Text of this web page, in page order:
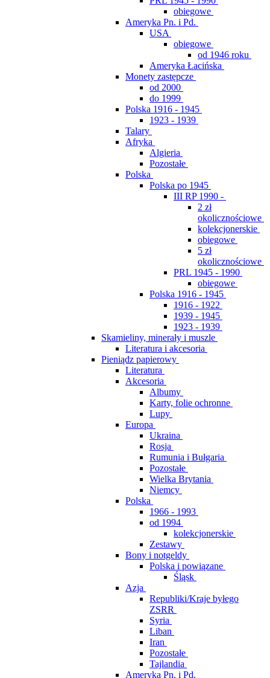
obiegowe
Ameryka Pn. i Pd.
USA
obiegowe
od 1946 roku
Ameryka Łacińska
Monety zastępcze
od 2000
do 1999
Polska 1916 - 1945
1923 - 1939
Talary
Afryka
Algieria
Pozostałe
Polska
Polska po 1945
III RP 1990 -
2 zł
okolicznościowe
kolekcjonerskie
obiegowe
5 zł
okolicznościowe
PRL 1945 - 1990
obiegowe
Polska 1916 - 1945
1916 - 1922
1939 - 1945
1923 - 1939
Skamieliny, minerały i muszle
Literatura i akcesoria
Pieniądz papierowy
Literatura
Akcesoria
Albumy
Karty, folie ochronne
Lupy
Europa
Ukraina
Rosja
Rumunia i Bułgaria
Pozostałe
Wielka Brytania
Niemcy
Polska
1966 - 1993
od 1994
kolekcjonerskie
Zestawy
Bony i notgeldy
Polska i powiązane
Śląsk
Azja
Republiki/Kraje byłego
ZSRR
Syria
Liban
Iran
Pozostałe
Tajlandia
Ameryka Pn. i Pd.